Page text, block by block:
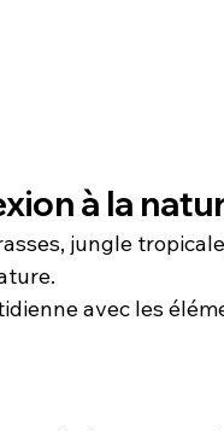
à la
jungle
avec les